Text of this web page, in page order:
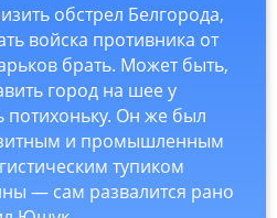
обстрел Белгорода,
войска противника от
брать. Может быть,
город на шее у
Он же был
и промышленным
тупиком
— сам развалится рано